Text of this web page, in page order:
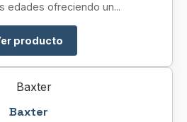
edades ofreciendo un...
producto
Baxter